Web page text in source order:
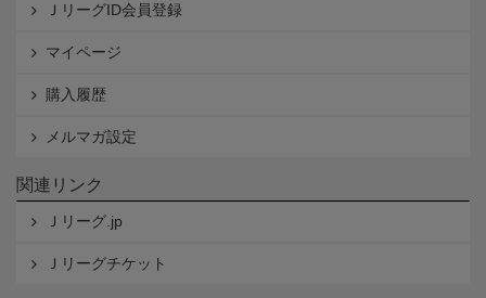
ＪリーグID会員登録
マイページ
購入履歴
メルマガ設定
関連リンク
Ｊリーグ.jp
Ｊリーグチケット